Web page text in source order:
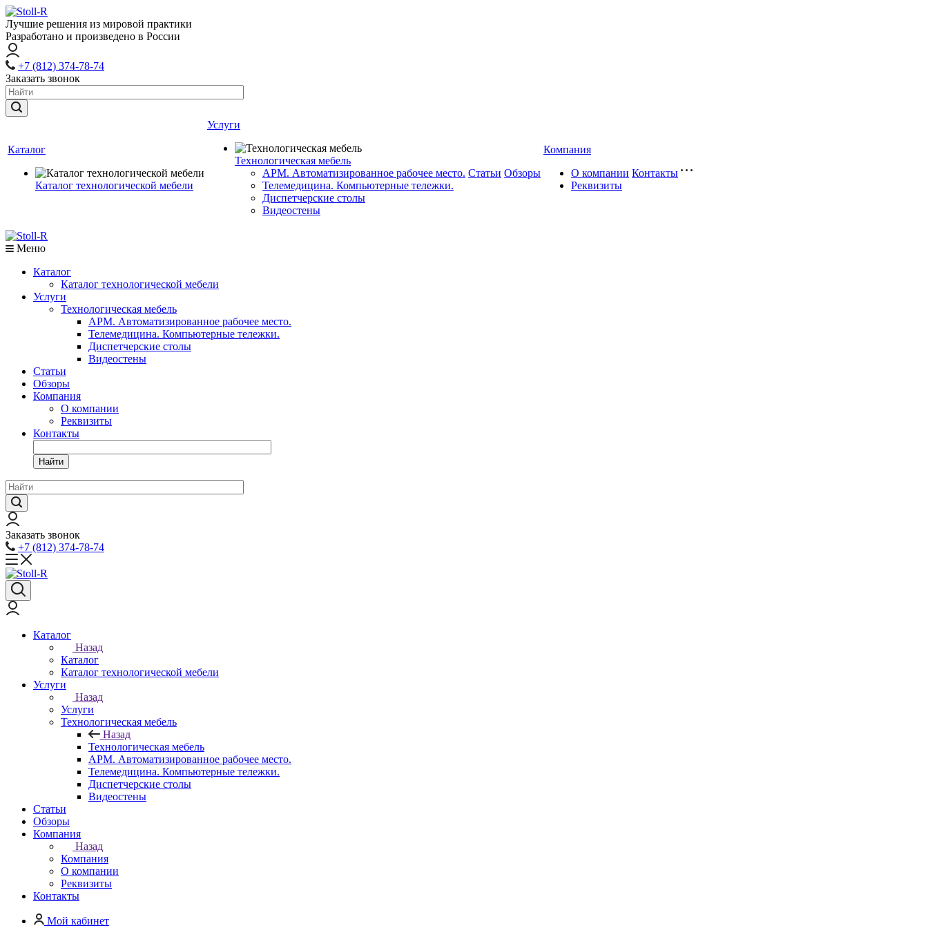
Лучшие решения из мировой практики
Разработано и произведено в России
+7 (812) 374-78-74
Заказать звонок
Каталог
Каталог технологической мебели
Услуги
Технологическая мебель
АРМ. Автоматизированное рабочее место.
Телемедицина. Компьютерные тележки.
Диспетчерские столы
Видеостены
Статьи Обзоры
Компания
О компании
Реквизиты
Контакты
Меню
Каталог
Каталог технологической мебели
Услуги
Технологическая мебель
АРМ. Автоматизированное рабочее место.
Телемедицина. Компьютерные тележки.
Диспетчерские столы
Видеостены
Статьи
Обзоры
Компания
О компании
Реквизиты
Контакты
Найти
Заказать звонок
+7 (812) 374-78-74
Каталог
Назад
Каталог
Каталог технологической мебели
Услуги
Назад
Услуги
Технологическая мебель
Назад
Технологическая мебель
АРМ. Автоматизированное рабочее место.
Телемедицина. Компьютерные тележки.
Диспетчерские столы
Видеостены
Статьи
Обзоры
Компания
Назад
Компания
О компании
Реквизиты
Контакты
Мой кабинет